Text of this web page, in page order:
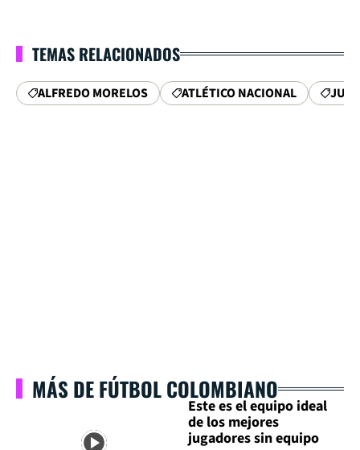
TEMAS RELACIONADOS
ALFREDO MORELOS ATLÉTICO NACIONAL
MÁS DE FÚTBOL COLOMBIANO
Este es el equipo ideal
de los mejores
jugadores sin equipo